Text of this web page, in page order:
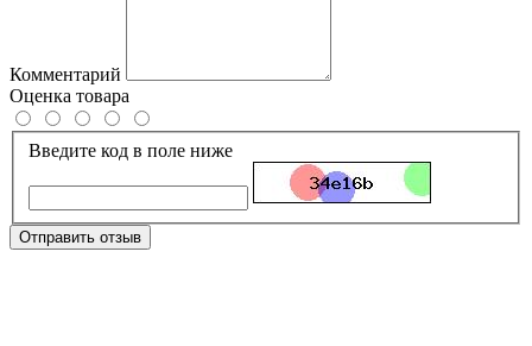
Комментарий
Оценка товара
Введите код в поле ниже
Отправить отзыв